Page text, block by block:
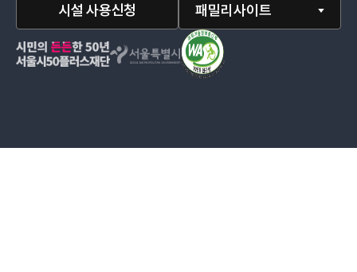
시설 사용신청 패밀리사이트